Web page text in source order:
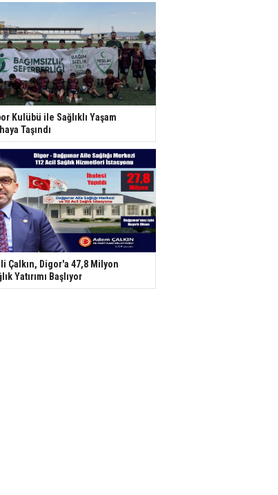
Kulübü ile Sağlıklı Yaşam
Taşındı
Çalkın, Digor'a 47,8 Milyon
Yatırımı Başlıyor